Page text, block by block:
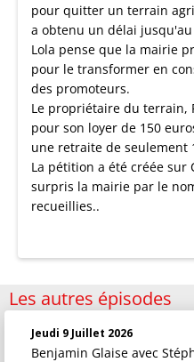
pour quitter un terrain
a obtenu un délai
Lola pense que la mairie
pour le transformer en
des promoteurs.
Le propriétaire du terrain,
pour son loyer de 150
une retraite de seulement
La pétition a été créée sur
surpris la mairie par le
recueillies..
Les autres épisodes
Jeudi 9 Juillet 2026
Benjamin Glaise avec